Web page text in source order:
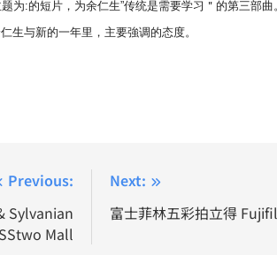
为:的短片，为余仁生”传统是需要学习＂的第三部
生与新的一年里，主要強调的态度。
Previous:
Sylvanian
Mall
Next:
富士菲林五彩拍立得